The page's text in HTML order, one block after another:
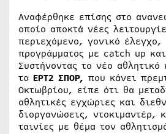
Αναφέρθηκε επίσης στο
οποίο αποκτά νέες
περιεχόμενο, γονικό έλεγχο,
προγράμματος με catch up
Συστήνοντας το νέο αθλητικό
το ΕΡΤ2 ΣΠΟΡ, που κάνει
Οκτωβρίου, είπε ότι θα
αθλητικές εγχώριες και
διοργανώσεις, ντοκιμαντέρ,
ταινίες με θέμα τον